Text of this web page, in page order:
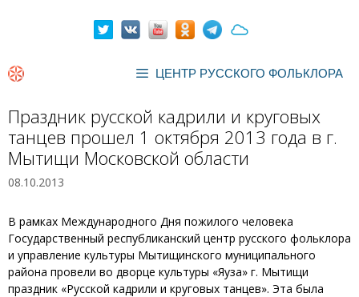
ЦЕНТР РУССКОГО ФОЛЬКЛОРА
Праздник русской кадрили и круговых
танцев прошел 1 октября 2013 года в г.
Мытищи Московской области
08.10.2013
В рамках Международного Дня пожилого человека
Государственный республиканский центр русского фольклора
и управление культуры Мытищинского муниципального
района провели во дворце культуры «Яуза» г. Мытищи
праздник «Русской кадрили и круговых танцев». Эта была